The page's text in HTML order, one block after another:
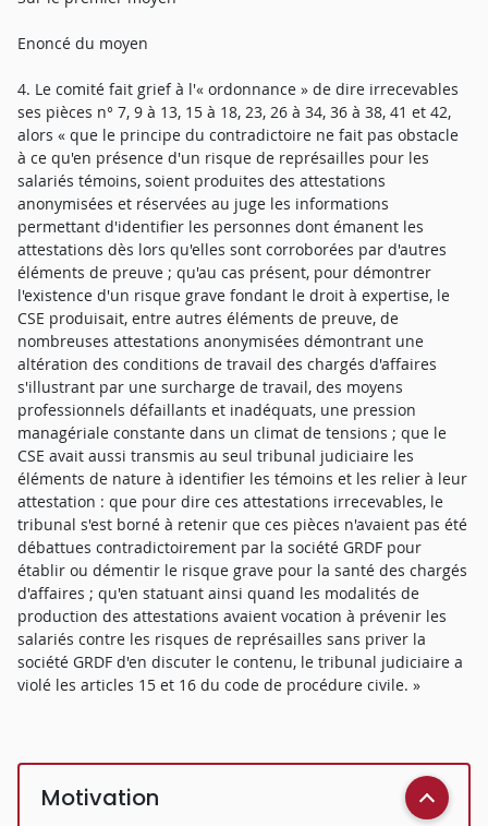
Enoncé du moyen
4. Le comité fait grief à l'« ordonnance » de dire irrecevables
ses pièces n° 7, 9 à 13, 15 à 18, 23, 26 à 34, 36 à 38, 41 et 42,
alors « que le principe du contradictoire ne fait pas obstacle
à ce qu'en présence d'un risque de représailles pour les
salariés témoins, soient produites des attestations
anonymisées et réservées au juge les informations
permettant d'identifier les personnes dont émanent les
attestations dès lors qu'elles sont corroborées par d'autres
éléments de preuve ; qu'au cas présent, pour démontrer
l'existence d'un risque grave fondant le droit à expertise, le
CSE produisait, entre autres éléments de preuve, de
nombreuses attestations anonymisées démontrant une
altération des conditions de travail des chargés d'affaires
s'illustrant par une surcharge de travail, des moyens
professionnels défaillants et inadéquats, une pression
managériale constante dans un climat de tensions ; que le
CSE avait aussi transmis au seul tribunal judiciaire les
éléments de nature à identifier les témoins et les relier à leur
attestation : que pour dire ces attestations irrecevables, le
tribunal s'est borné à retenir que ces pièces n'avaient pas été
débattues contradictoirement par la société GRDF pour
établir ou démentir le risque grave pour la santé des chargés
d'affaires ; qu'en statuant ainsi quand les modalités de
production des attestations avaient vocation à prévenir les
salariés contre les risques de représailles sans priver la
société GRDF d'en discuter le contenu, le tribunal judiciaire a
violé les articles 15 et 16 du code de procédure civile. »
Motivation